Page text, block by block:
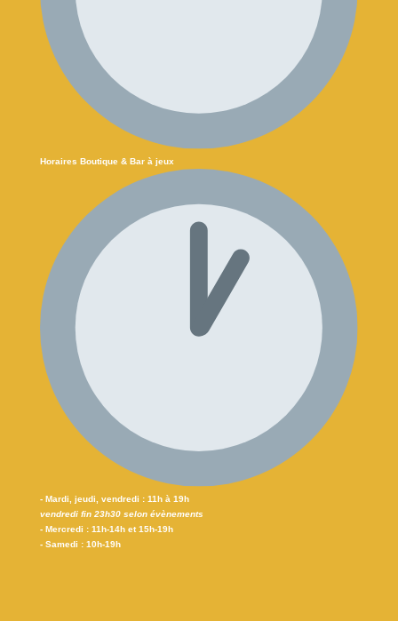
Horaires Boutique & Bar à jeux
- Mardi, jeudi, vendredi : 11h à 19h
vendredi fin 23h30 selon évènements
- Mercredi : 11h-14h et 15h-19h
- Samedi : 10h-19h